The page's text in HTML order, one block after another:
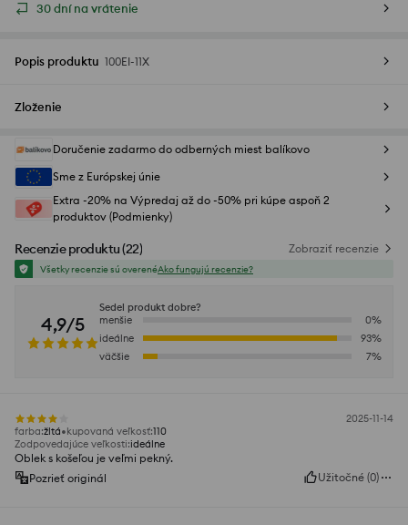
30 dní na vrátenie
Popis produktu 100EI-11X
Zloženie
Doručenie zadarmo do odberných miest balíkovo
Sme z Európskej únie
Extra -20% na Výpredaj až do -50% pri kúpe aspoň 2
produktov (Podmienky)
Recenzie produktu(22) Zobraziť recenzie
Všetky recenzie sú overenéAko fungujú recenzie?
4,9/5
Sedel produkt dobre?
menšie
0%
ideálne
93%
väčšie
7%
2025-11-14
farba:žltá kupovaná veľkosť:110
Zodpovedajúce veľkosti:ideálne
Oblek s košeľou je veľmi pekný.
Pozrieť originál
Užitočné (0)